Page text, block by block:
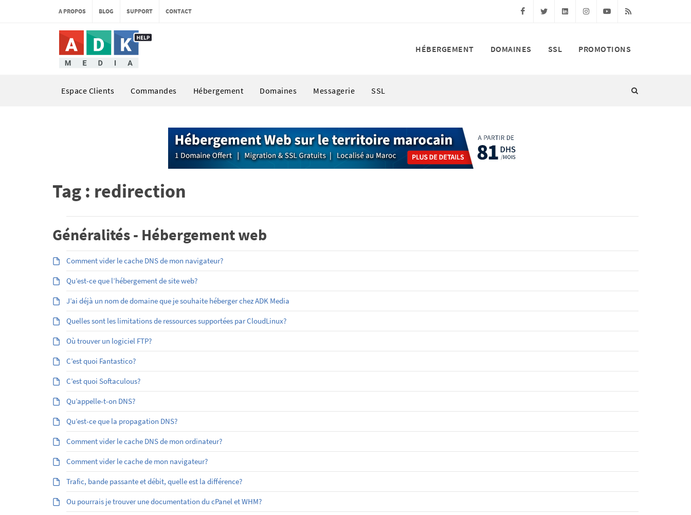
A PROPOS BLOG SUPPORT CONTACT
HÉBERGEMENT DOMAINES SSL PROMOTIONS
Espace Clients Commandes Hébergement Domaines Messagerie SSL
Tag : redirection
Généralités - Hébergement web
Comment vider le cache DNS de mon navigateur?
Qu’est-ce que l’hébergement de site web?
J’ai déjà un nom de domaine que je souhaite héberger chez ADK Media
Quelles sont les limitations de ressources supportées par CloudLinux?
Où trouver un logiciel FTP?
C’est quoi Fantastico?
C’est quoi Softaculous?
Qu’appelle-t-on DNS?
Qu’est-ce que la propagation DNS?
Comment vider le cache DNS de mon ordinateur?
Comment vider le cache de mon navigateur?
Trafic, bande passante et débit, quelle est la différence?
Ou pourrais je trouver une documentation du cPanel et WHM?